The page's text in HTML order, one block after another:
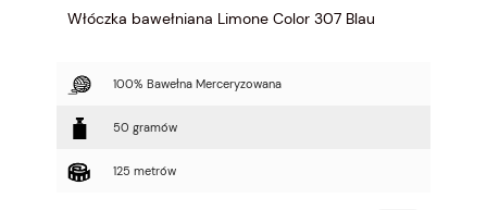
Włóczka bawełniana Limone Color 307 Blau
100% Bawełna Merceryzowana
50 gramów
125 metrów